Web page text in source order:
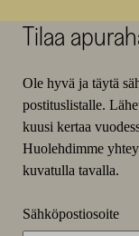
Tilaa
Ole hyvä ja täytä
postituslistalle.
kuusi kertaa
Huolehdimme
kuvatulla tavalla.
Sähköpostiosoite